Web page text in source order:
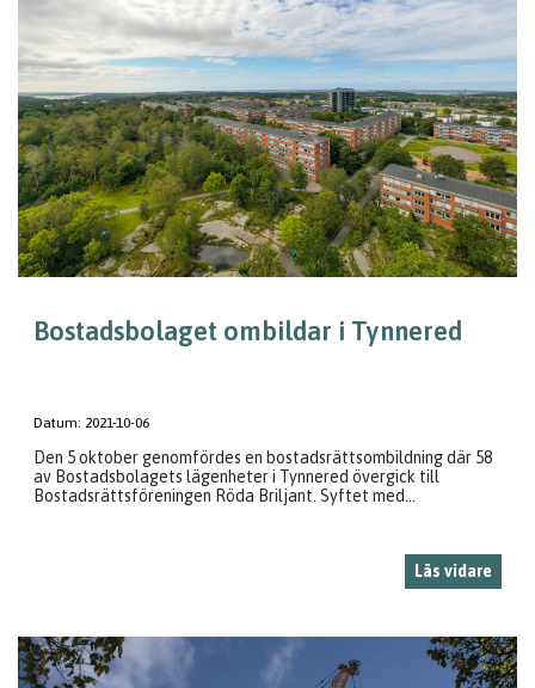
Bostadsbolaget ombildar i Tynnered
Datum: 2021-10-06
Den 5 oktober genomfördes en bostadsrättsombildning där 58
av Bostadsbolagets lägenheter i Tynnered övergick till
Bostadsrättsföreningen Röda Briljant. Syftet med...
Läs vidare